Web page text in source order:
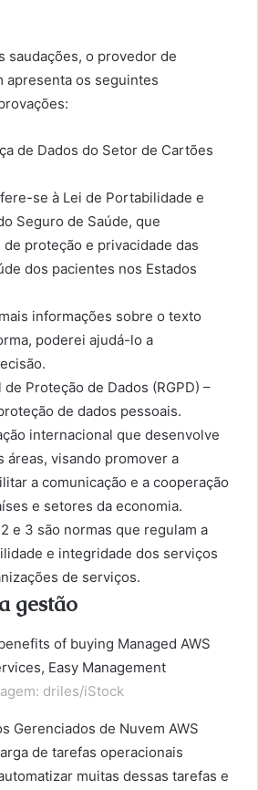
saudações, o provedor de
apresenta os seguintes
de Dados do Setor de Cartões
se à Lei de Portabilidade e
Seguro de Saúde, que
proteção e privacidade das
dos pacientes nos Estados
informações sobre o texto
poderei ajudá-lo a
Proteção de Dados (RGPD) –
de dados pessoais.
internacional que desenvolve
áreas, visando promover a
a comunicação e a cooperação
e setores da economia.
e 3 são normas que regulam a
e integridade dos serviços
de serviços.
gestão
driles/iStock
Gerenciados de Nuvem AWS
de tarefas operacionais
muitas dessas tarefas e